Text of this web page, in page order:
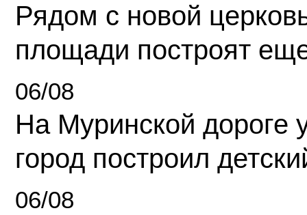
Рядом с новой
площади построят
06/08
На Муринской дороге
город построил
06/08